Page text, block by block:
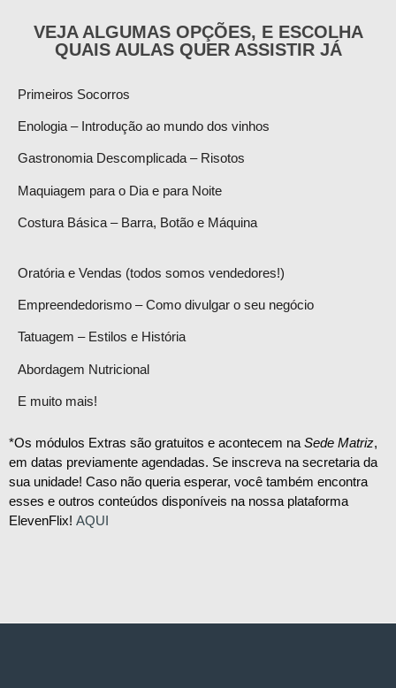
VEJA ALGUMAS OPÇÕES, E ESCOLHA
QUAIS AULAS QUER ASSISTIR JÁ
Primeiros Socorros
Enologia – Introdução ao mundo dos vinhos
Gastronomia Descomplicada – Risotos
Maquiagem para o Dia e para Noite
Costura Básica – Barra, Botão e Máquina
Oratória e Vendas (todos somos vendedores!)
Empreendedorismo – Como divulgar o seu negócio
Tatuagem – Estilos e História
Abordagem Nutricional
E muito mais!
*Os módulos Extras são gratuitos e acontecem na Sede Matriz,
em datas previamente agendadas. Se inscreva na secretaria da
sua unidade! Caso não queria esperar, você também encontra
esses e outros conteúdos disponíveis na nossa plataforma
ElevenFlix! AQUI